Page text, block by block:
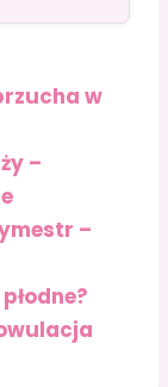
w
–
–